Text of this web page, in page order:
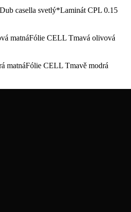
*Laminát CPL 0.15
Fólie CELL Tmavá olivová
Fólie CELL Tmavě modrá